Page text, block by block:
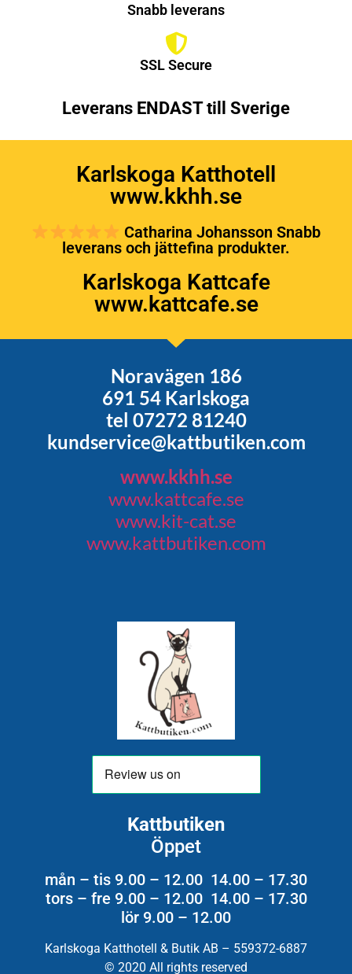
Snabb leverans
SSL Secure
Leverans ENDAST till Sverige
Karlskoga Katthotell
www.kkhh.se
Catharina Johansson Snabb
leverans och jättefina produkter.
Karlskoga Kattcafe
www.kattcafe.se
Noravägen 186
691 54 Karlskoga
tel 07272 81240
kundservice@kattbutiken.com
www.kkhh.se
www.kattcafe.se
www.kit-cat.se
www.kattbutiken.com
Kattbutiken
Öppet
mån – tis 9.00 – 12.00 14.00 – 17.30
tors – fre 9.00 – 12.00 14.00 – 17.30
lör 9.00 – 12.00
Karlskoga Katthotell & Butik AB – 559372-6887
© 2020 All rights reserved